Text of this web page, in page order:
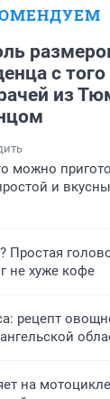
с того
из
можно
и
Простая
не хуже кофе
рецепт
на